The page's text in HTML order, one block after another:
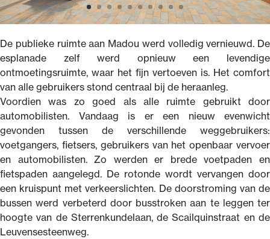
De publieke ruimte aan Madou werd volledig vernieuwd. De
esplanade zelf werd opnieuw een levendige
ontmoetingsruimte, waar het fijn vertoeven is. Het comfort
van alle gebruikers stond centraal bij de heraanleg.
Voordien was zo goed als alle ruimte gebruikt door
automobilisten. Vandaag is er een nieuw evenwicht
gevonden tussen de verschillende weggebruikers:
voetgangers, fietsers, gebruikers van het openbaar vervoer
en automobilisten. Zo werden er brede voetpaden en
fietspaden aangelegd. De rotonde wordt vervangen door
een kruispunt met verkeerslichten. De doorstroming van de
bussen werd verbeterd door busstroken aan te leggen ter
hoogte van de Sterrenkundelaan, de Scailquinstraat en de
Leuvensesteenweg.